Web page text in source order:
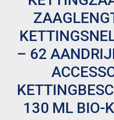
– 62
130 ML BIO-